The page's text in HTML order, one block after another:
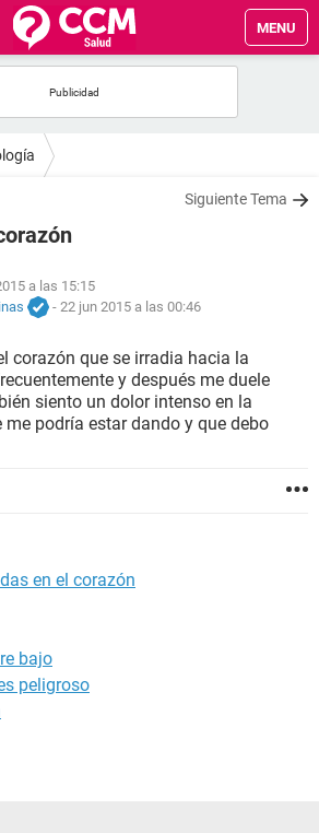
MENU
Siguiente Tema
a las 15:15
- 22 jun 2015 a las 00:46
corazón que se irradia hacia la
y después me duele
siento un dolor intenso en la
me podría estar dando y que debo
en el corazón
bajo
peligroso